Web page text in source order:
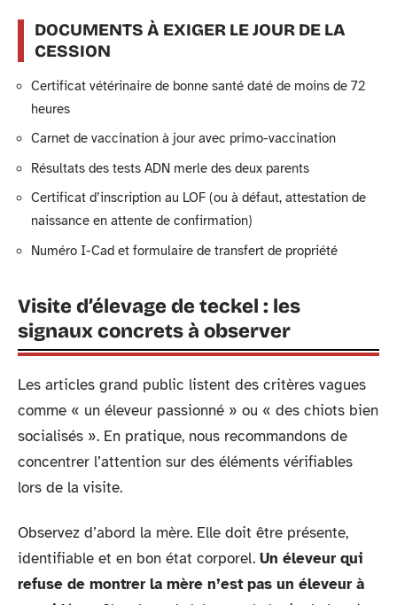
DOCUMENTS À EXIGER LE JOUR DE LA
CESSION
Certificat vétérinaire de bonne santé daté de moins de 72
heures
Carnet de vaccination à jour avec primo-vaccination
Résultats des tests ADN merle des deux parents
Certificat d’inscription au LOF (ou à défaut, attestation de
naissance en attente de confirmation)
Numéro I-Cad et formulaire de transfert de propriété
Visite d’élevage de teckel : les
signaux concrets à observer
Les articles grand public listent des critères vagues
comme « un éleveur passionné » ou « des chiots bien
socialisés ». En pratique, nous recommandons de
concentrer l’attention sur des éléments vérifiables
lors de la visite.
Observez d’abord la mère. Elle doit être présente,
identifiable et en bon état corporel. Un éleveur qui
refuse de montrer la mère n’est pas un éleveur à